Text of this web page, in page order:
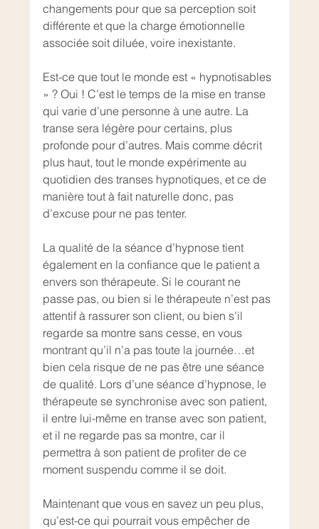
changements pour que sa perception soit
différente et que la charge émotionnelle
associée soit diluée, voire inexistante.
Est-ce que tout le monde est « hypnotisables
» ? Oui ! C’est le temps de la mise en transe
qui varie d’une personne à une autre. La
transe sera légère pour certains, plus
profonde pour d’autres. Mais comme décrit
plus haut, tout le monde expérimente au
quotidien des transes hypnotiques, et ce de
manière tout à fait naturelle donc, pas
d’excuse pour ne pas tenter.
La qualité de la séance d’hypnose tient
également en la confiance que le patient a
envers son thérapeute. Si le courant ne
passe pas, ou bien si le thérapeute n’est pas
attentif à rassurer son client, ou bien s’il
regarde sa montre sans cesse, en vous
montrant qu’il n’a pas toute la journée…et
bien cela risque de ne pas être une séance
de qualité. Lors d’une séance d’hypnose, le
thérapeute se synchronise avec son patient,
il entre lui-même en transe avec son patient,
et il ne regarde pas sa montre, car il
permettra à son patient de profiter de ce
moment suspendu comme il se doit.
Maintenant que vous en savez un peu plus,
qu’est-ce qui pourrait vous empêcher de